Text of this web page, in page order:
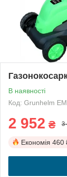
В наявності
Код: Grunhelm
2 952 ₴ 3
Економія 460